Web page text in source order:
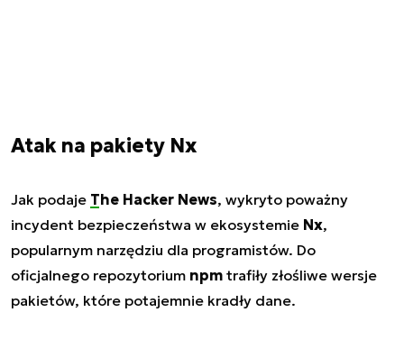
Atak na pakiety Nx
Jak podaje The Hacker News, wykryto poważny
incydent bezpieczeństwa w ekosystemie Nx,
popularnym narzędziu dla programistów. Do
oficjalnego repozytorium npm trafiły złośliwe wersje
pakietów, które potajemnie kradły dane.